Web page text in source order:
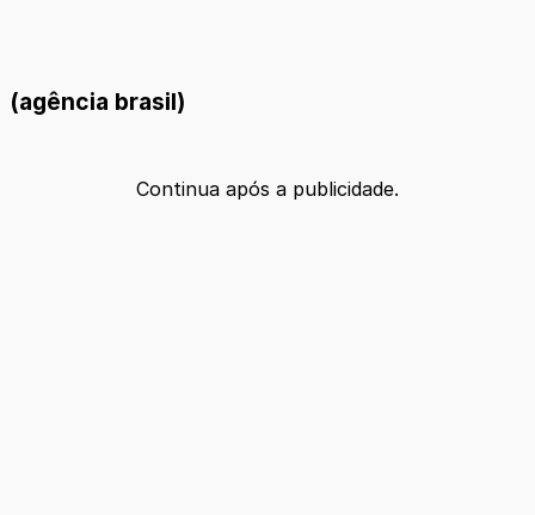
(agência brasil)
Continua após a publicidade.